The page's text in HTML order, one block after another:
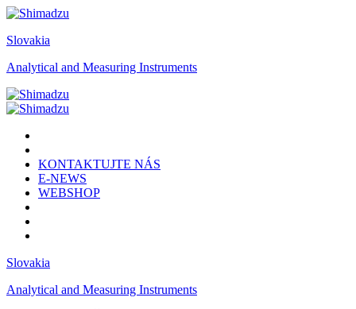
Slovakia
Analytical and Measuring Instruments
KONTAKTUJTE NÁS
E-NEWS
WEBSHOP
Slovakia
Analytical and Measuring Instruments